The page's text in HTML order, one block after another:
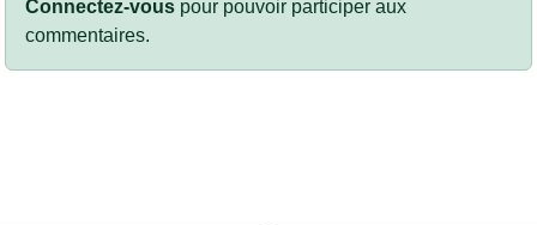
Connectez-vous pour pouvoir participer aux
commentaires.